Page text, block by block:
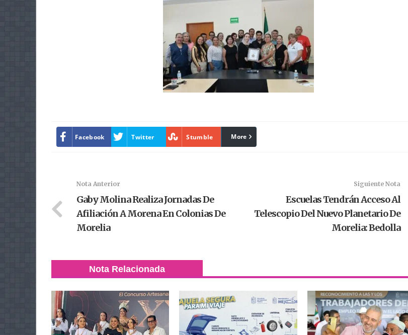
Facebook Twitter Stumble linkedin
More
Nota Anterior
Gaby Molina Realiza Jornadas De
Afiliación A Morena En Colonias De
Morelia
Siguiente Nota
Escuelas Tendrán Acceso Al
Telescopio Del Nuevo Planetario De
Morelia: Bedolla
Nota Relacionada